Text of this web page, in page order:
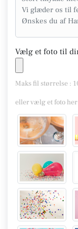
Vælg et foto til
Maks fil størrelse :
eller vælg et foto